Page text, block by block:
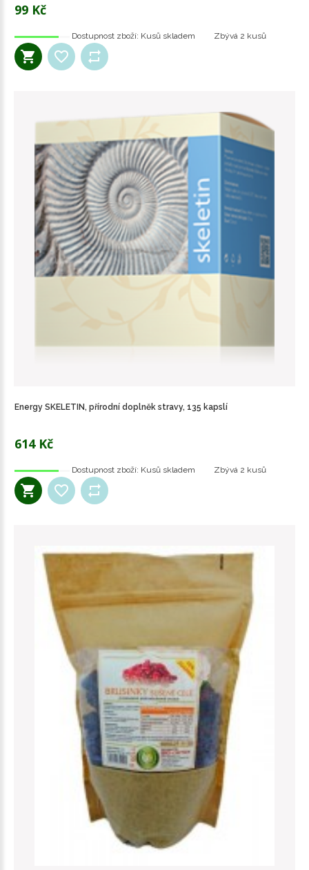
99 Kč
Dostupnost zboží: Kusů skladem Zbývá 2 kusů
Energy SKELETIN, přírodní doplněk stravy, 135 kapslí
614 Kč
Dostupnost zboží: Kusů skladem Zbývá 2 kusů